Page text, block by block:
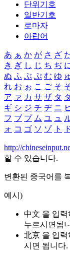
단위기호
일반기호
로마자
아랍어
あ ぁ か が さ ざ
き ぎ し じ ち ぢ
ぬ ふ ぶ ぷ む ゆ
れ お ぉ こ ご そ
ア ァ カ サ ザ タ
ギ シ ジ チ ヂ ニ
フ ブ プ ム ユ ュ
ォ コ ゴ ソ ゾ ト
http://
할 수 있습니다.
변환된 중국어를
예시)
中文 을 입력
누르시면됩
北京 을 입력
시면 됩니다.